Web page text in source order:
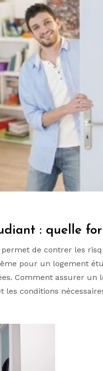
: quelle
de contrer les
pour un logement
Comment assurer un
les conditions